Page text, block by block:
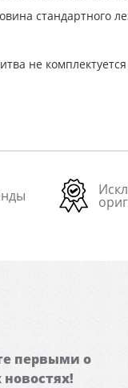
стандартного
не
первыми о